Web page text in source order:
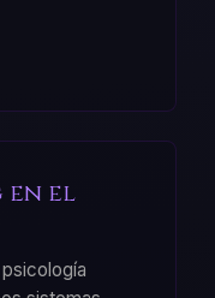
en el